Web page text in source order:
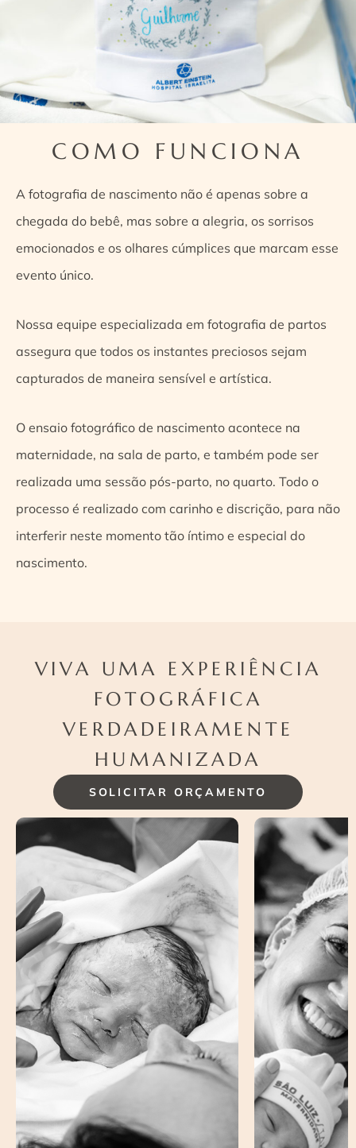
COMO FUNCIONA
A fotografia de nascimento não é apenas sobre a
chegada do bebê, mas sobre a alegria, os sorrisos
emocionados e os olhares cúmplices que marcam esse
evento único.
Nossa equipe especializada em fotografia de partos
assegura que todos os instantes preciosos sejam
capturados de maneira sensível e artística.
O ensaio fotográfico de nascimento acontece na
maternidade, na sala de parto, e também pode ser
realizada uma sessão pós-parto, no quarto. Todo o
processo é realizado com carinho e discrição, para não
interferir neste momento tão íntimo e especial do
nascimento.
VIVA UMA EXPERIÊNCIA
FOTOGRÁFICA
VERDADEIRAMENTE
HUMANIZADA
SOLICITAR ORÇAMENTO